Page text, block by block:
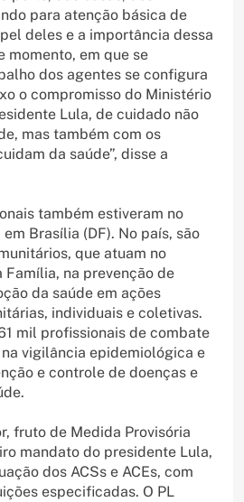
para atenção básica de
deles e a importância dessa
momento, em que se
dos agentes se configura
o compromisso do Ministério
Lula, de cuidado não
mas também com os
da saúde”, disse a
também estiveram no
Brasília (DF). No país, são
que atuam no
Família, na prevenção de
da saúde em ações
individuais e coletivas.
mil profissionais de combate
vigilância epidemiológica e
e controle de doenças e
fruto de Medida Provisória
mandato do presidente Lula,
dos ACSs e ACEs, com
especificadas. O PL